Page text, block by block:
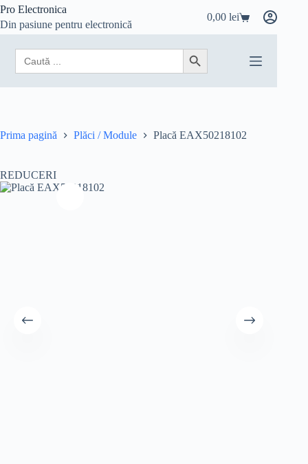
Sari
conținut
Pro Electronica
Din pasiune pentru electronică
Coș
de
cumpărături
0,00lei
Search
for:
Search Button
Prima pagină Plăci / Module Placă EAX50218102
REDUCERI